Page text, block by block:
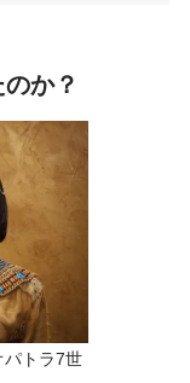
か？
トラ7世